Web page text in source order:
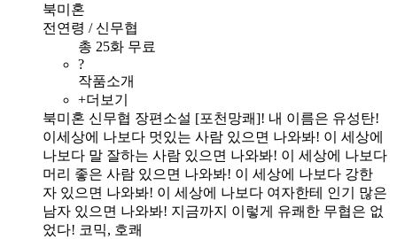
북미혼
전연령 / 신무협
총 25화 무료
?
작품소개
+더보기
북미혼 신무협 장편소설 [포천망쾌]! 내 이름은 유성탄!
이세상에 나보다 멋있는 사람 있으면 나와봐! 이 세상에
나보다 말 잘하는 사람 있으면 나와봐! 이 세상에 나보다
머리 좋은 사람 있으면 나와봐! 이 세상에 나보다 강한
자 있으면 나와봐! 이 세상에 나보다 여자한테 인기 많은
남자 있으면 나와봐! 지금까지 이렇게 유쾌한 무협은 없
었다! 코믹, 호쾌